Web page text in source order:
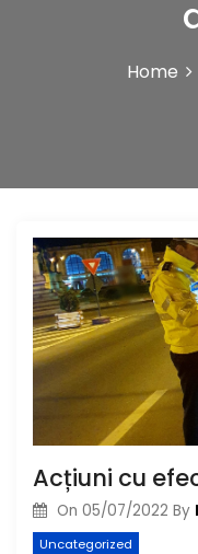
Home
Acțiuni cu
On 05/07/2022 By
Uncategorized